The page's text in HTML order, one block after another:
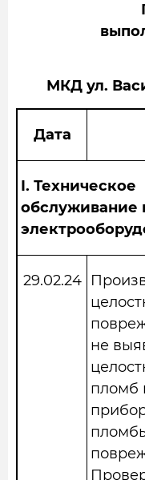
МКД ул.
Дата
I. Техническое
обслуживание
29.02.24
не
пломб